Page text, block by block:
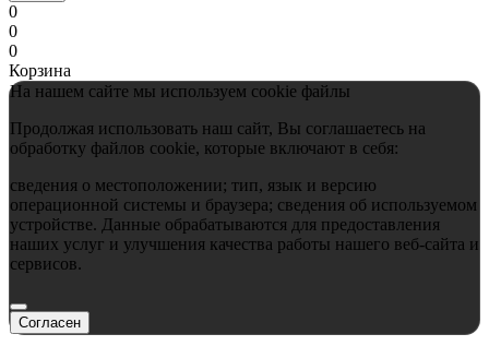
0
0
0
Корзина
На нашем сайте мы используем cookie файлы
Продолжая использовать наш сайт, Вы соглашаетесь на
обработку файлов cookie, которые включают в себя:
сведения о местоположении; тип, язык и версию
операционной системы и браузера; сведения об используемом
устройстве. Данные обрабатываются для предоставления
наших услуг и улучшения качества работы нашего веб-сайта и
сервисов.
Согласен